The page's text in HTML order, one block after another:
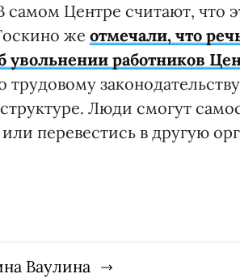
Центре считают, что
же отмечали, что
увольнении работников
трудовому
Люди смогут
перевестись в другую
Ваулина